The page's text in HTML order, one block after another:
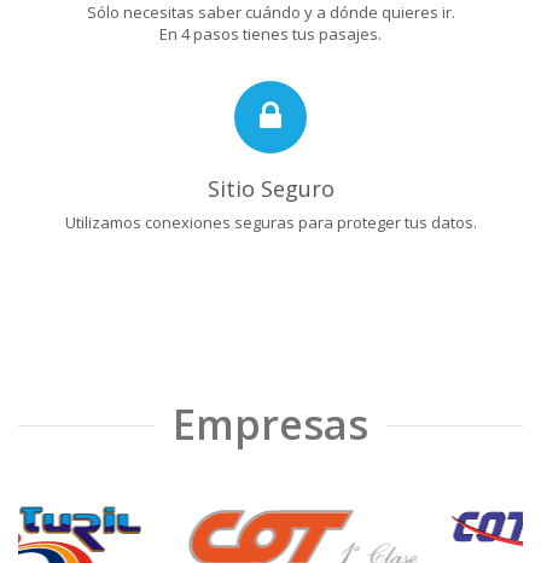
Sólo necesitas saber cuándo y a dónde quieres ir.
En 4 pasos tienes tus pasajes.
Sitio Seguro
Utilizamos conexiones seguras para proteger tus datos.
Empresas
❮ ❯